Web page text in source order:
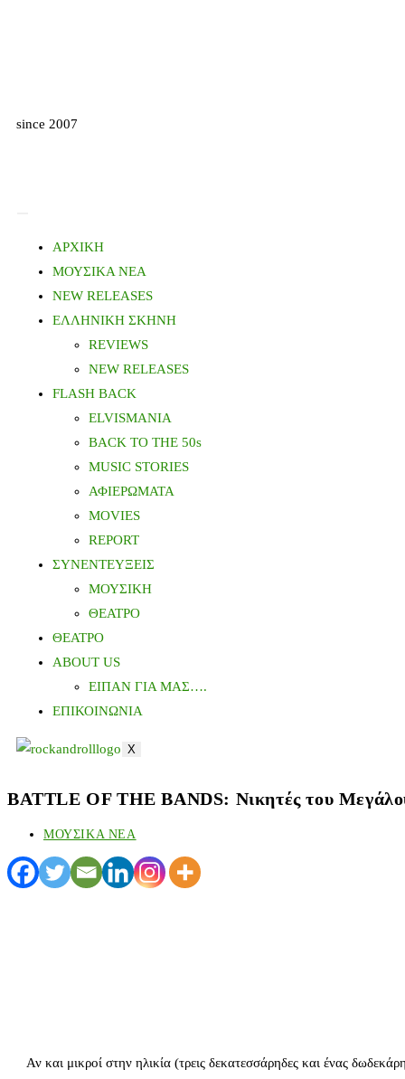
since 2007
ΑΡΧΙΚΗ
ΜΟΥΣΙΚΑ ΝΕΑ
NEW RELEASES
ΕΛΛΗΝΙΚΗ ΣΚΗΝΗ
REVIEWS
NEW RELEASES
FLASH BACK
ELVISMANIA
BACK TO THE 50s
MUSIC STORIES
ΑΦΙΕΡΩΜΑΤΑ
MOVIES
REPORT
ΣΥΝΕΝΤΕΥΞΕΙΣ
ΜΟΥΣΙΚΗ
ΘΕΑΤΡΟ
ΘΕΑΤΡΟ
ABOUT US
ΕΙΠΑΝ ΓΙΑ ΜΑΣ….
ΕΠΙΚΟΙΝΩΝΙΑ
X
BATTLE OF THE BANDS: Νικητές του
ΜΟΥΣΙΚΑ ΝΕΑ
Αν και μικροί στην ηλικία (τρεις δεκατεσσάρηδες και ένας